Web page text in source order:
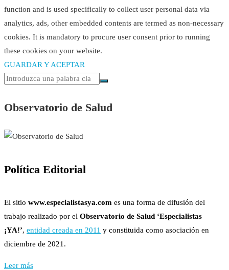
function and is used specifically to collect user personal data via
analytics, ads, other embedded contents are termed as non-necessary
cookies. It is mandatory to procure user consent prior to running
these cookies on your website.
GUARDAR Y ACEPTAR
Observatorio de Salud
Política Editorial
El sitio www.especialistasya.com es una forma de difusión del
trabajo realizado por el Observatorio de Salud ‘Especialistas
¡YA!’, entidad creada en 2011 y constituida como asociación en
diciembre de 2021.
Leer más